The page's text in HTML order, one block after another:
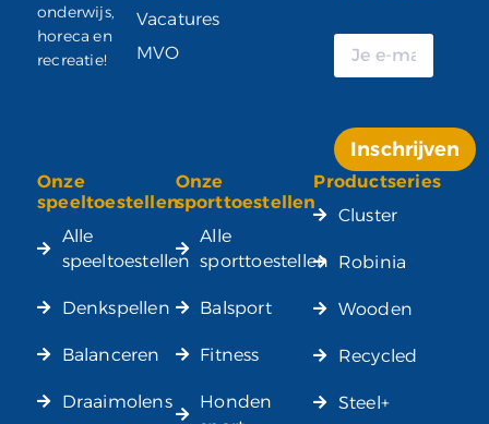
onderwijs,
horeca en
recreatie!
Vacatures
MVO
Inschrijven
Alternative:
Onze
speeltoestellen
Alle
speeltoestellen
Denkspellen
Balanceren
Draaimolens
Onze
sporttoestellen
Alle
sporttoestellen
Balsport
Fitness
Honden
Productseries
Cluster
Robinia
Wooden
Recycled
Steel+